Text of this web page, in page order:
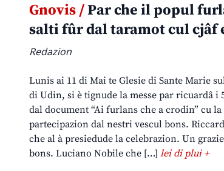
Gnovis /Par che il popul
salti fûr dal taramot cul cjâf
Redazion
Lunis ai 11 di Mai te Glesie di Sante Marie
di Udin, si è tignude la messe par ricuardâ i
dal document “Ai furlans che a crodin” cu la
partecipazion dal nestri vescul bons.
che al à presiedude la celebrazion. Un
bons. Luciano Nobile che […] lei di plui +